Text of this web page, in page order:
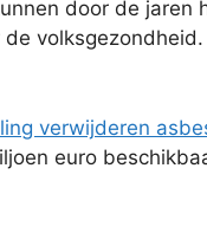
door de jaren
verwijderen
euro